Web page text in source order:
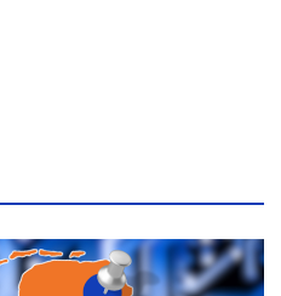
op)
71
resultaten,